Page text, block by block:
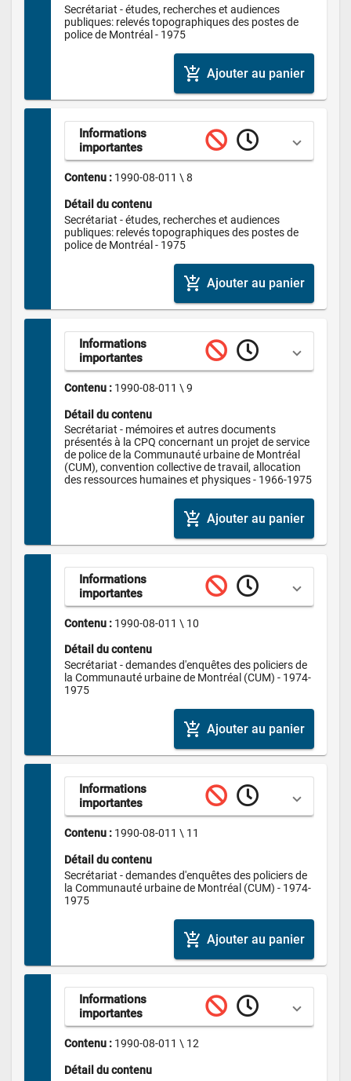
Secrétariat - études, recherches et audiences
publiques: relevés topographiques des postes de
police de Montréal - 1975
add_shopping_cart Ajouter au panier
Informations
importantes
Contenu : 1990-08-011 \ 8
Détail du contenu
Secrétariat - études, recherches et audiences
publiques: relevés topographiques des postes de
police de Montréal - 1975
add_shopping_cart Ajouter au panier
Informations
importantes
Contenu : 1990-08-011 \ 9
Détail du contenu
Secrétariat - mémoires et autres documents
présentés à la CPQ concernant un projet de service
de police de la Communauté urbaine de Montréal
(CUM), convention collective de travail, allocation
des ressources humaines et physiques - 1966-1975
add_shopping_cart Ajouter au panier
Informations
importantes
Contenu : 1990-08-011 \ 10
Détail du contenu
Secrétariat - demandes d'enquêtes des policiers de
la Communauté urbaine de Montréal (CUM) - 1974-
1975
add_shopping_cart Ajouter au panier
Informations
importantes
Contenu : 1990-08-011 \ 11
Détail du contenu
Secrétariat - demandes d'enquêtes des policiers de
la Communauté urbaine de Montréal (CUM) - 1974-
1975
add_shopping_cart Ajouter au panier
Informations
importantes
Contenu : 1990-08-011 \ 12
Détail du contenu